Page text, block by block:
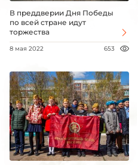
В преддверии Дня Победы
по всей стране идут
торжества
8 мая 2022 653